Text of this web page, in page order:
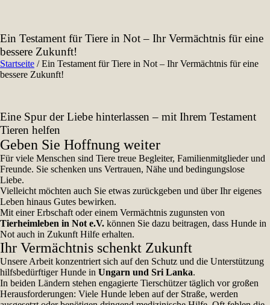
Ein Testament für Tiere in Not – Ihr Vermächtnis für eine
bessere Zukunft!
Startseite /Ein Testament für Tiere in Not – Ihr Vermächtnis für eine
bessere Zukunft!
Eine Spur der Liebe hinterlassen – mit Ihrem Testament
Tieren helfen
Geben Sie Hoffnung weiter
Für viele Menschen sind Tiere treue Begleiter, Familienmitglieder und
Freunde. Sie schenken uns Vertrauen, Nähe und bedingungslose
Liebe.
Vielleicht möchten auch Sie etwas zurückgeben und über Ihr eigenes
Leben hinaus Gutes bewirken.
Mit einer Erbschaft oder einem Vermächtnis zugunsten von
Tierheimleben in Not e.V. können Sie dazu beitragen, dass Hunde in
Not auch in Zukunft Hilfe erhalten.
Ihr Vermächtnis schenkt Zukunft
Unsere Arbeit konzentriert sich auf den Schutz und die Unterstützung
hilfsbedürftiger Hunde in Ungarn und Sri Lanka.
In beiden Ländern stehen engagierte Tierschützer täglich vor großen
Herausforderungen: Viele Hunde leben auf der Straße, werden